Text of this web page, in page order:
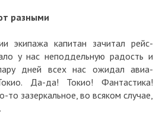
разными
экипажа капитан зачитал рейс-
у нас неподдельную радость и
дней всех нас ожидал авиа-
Да-да! Токио! Фантастика!
зазеркальное, во всяком случае,